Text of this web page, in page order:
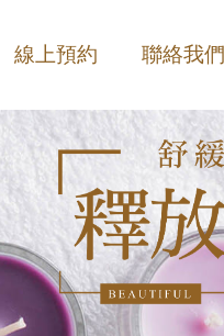
線上預約 聯絡我們